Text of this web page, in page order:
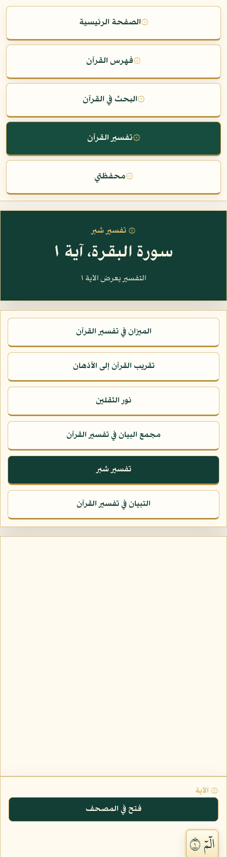
۞الصفحة الرئيسية
۞فهرس القرآن
۞البحث في القرآن
۞تفسير القرآن
۞محفظتي
۞ تفسير شبر
سورة البقرة، آية ١
التفسير يعرض الآية ١
الميزان في تفسير القرآن
تقريب القرآن إلى الأذهان
نور الثقلين
مجمع البيان في تفسير القرآن
تفسير شبر
التبيان في تفسير القرآن
۞ الآية
فتح في المصحف
الٓمٓ ١